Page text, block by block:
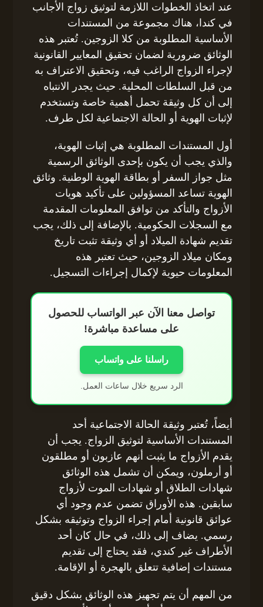
عند اتخاذ الخطوات اللازمة لتوثيق زواج الأجانب
في كندا، هناك مجموعة من المستندات
الأساسية المطلوبة من كلا الزوجين. تُعتبر هذه
الوثائق ضرورية لضمان تحقيق المعايير القانونية
لإجراء الزواج الراغب فيه، وتحقيق الاعتراف به
من قبل السلطات المحلية. حيث يجدر الانتباه
إلى أن كل وثيقة تحمل أهمية خاصة وتستخدم
لإثبات الهوية أو الحالة الاجتماعية لكل طرف.
أول المستندات المطلوبة هي إثبات الهوية،
والذي يجب أن يكون بإحدى الوثائق الرسمية
مثل جواز السفر أو بطاقة الهوية الوطنية. وثائق
الهوية تساعد المسؤولين على تأكيد هويات
الأزواج والتأكد من توافق المعلومات المقدمة
مع السجلات الحكومية. بالإضافة إلى ذلك، يجب
تقديم شهادة الميلاد أو أي وثيقة تثبت تاريخ
ومكان ميلاد الزوجين، حيث تعتبر هذه
المعلومات حيوية لإكمال إجراءات التسجيل.
تواصل معنا الآن عبر الواتساب للحصول
على مساعدة مباشرة!
راسلنا على واتساب
الرد سريع خلال ساعات العمل.
أيضاً، تُعتبر وثيقة الحالة الاجتماعية أحد
المستندات الأساسية لتوثيق الزواج. يجب أن
يقدم الأزواج ما يثبت أنهم عازبون أو مطلقون
أو أرملون، ويمكن أن تشمل هذه الوثائق
شهادات الطلاق أو شهادات الموت لأزواج
سابقين. هذه الأوراق تضمن عدم وجود أي
عوائق قانونية أمام إجراء الزواج وتوثيقه بشكل
رسمي. يضاف إلى ذلك، في حال كان أحد
الأطراف غير كندي، فقد يحتاج إلى تقديم
مستندات إضافية تتعلق بالهجرة أو الإقامة.
من المهم أن يتم تجهيز هذه الوثائق بشكل دقيق